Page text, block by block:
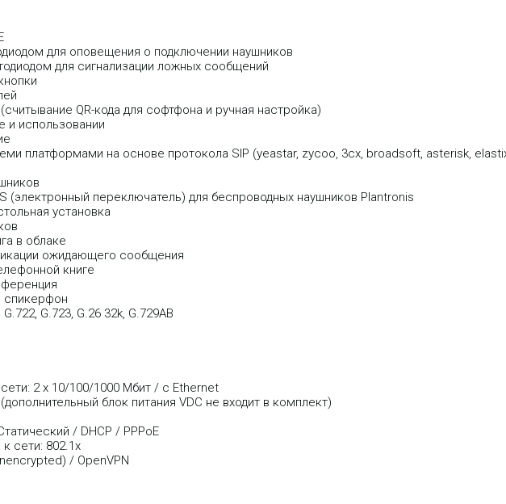
для оповещения о подключении наушников
для сигнализации ложных сообщений
QR-кода для софтфона и ручная настройка)
и использовании
платформами на основе протокола SIP (yeastar, zycoo, 3cx, broadsoft, asterisk,
(электронный переключатель) для беспроводных наушников Plantronis
установка
в облаке
ожидающего сообщения
книге
спикерфон
G.723, G.26 32k, G.729AB
2 x 10/100/1000 Мбит / с Ethernet
блок питания VDC не входит в комплект)
/ DHCP / PPPoE
сети: 802.1x
/ OpenVPN